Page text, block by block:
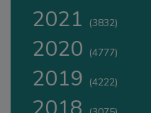
2021 (3832)
2020 (4777)
2019 (4222)